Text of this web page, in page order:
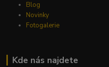
Blog
Novinky
Fotogalerie
Kde nás najdete